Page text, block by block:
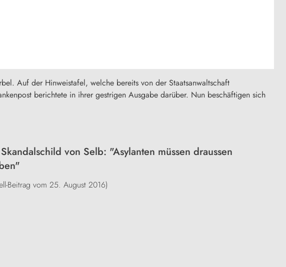
Auf der Hinweistafel, welche bereits von der Staatsanwaltschaft
berichtete in ihrer gestrigen Ausgabe darüber. Nun beschäftigen sich
von Selb: "Asylanten müssen draussen
Beitrag vom 25. August 2016)